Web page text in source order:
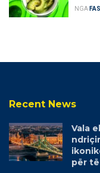
NGA
Recent News
Vala
për